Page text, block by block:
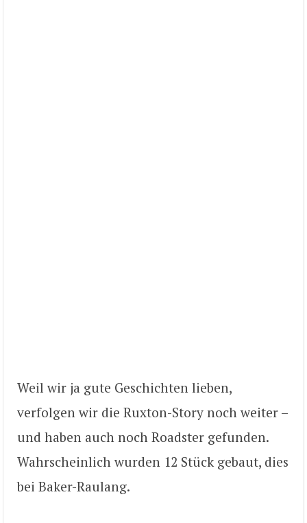
Weil wir ja gute Geschichten lieben,
verfolgen wir die Ruxton-Story noch weiter –
und haben auch noch Roadster gefunden.
Wahrscheinlich wurden 12 Stück gebaut, dies
bei Baker-Raulang.